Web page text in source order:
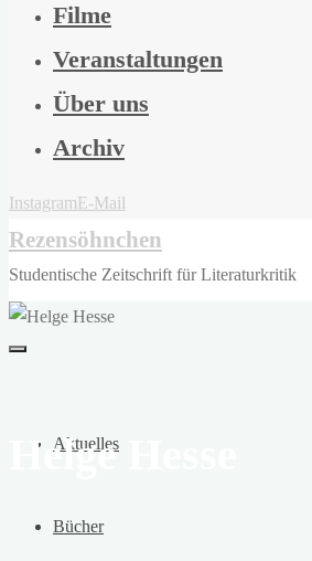
Filme
Veranstaltungen
Über uns
Archiv
InstagramE-Mail
Rezensöhnchen
Studentische Zeitschrift für Literaturkritik
Aktuelles
Bücher
Helge Hesse